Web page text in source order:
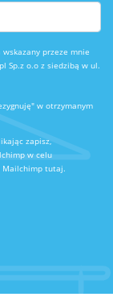
przeze mnie
Sp.z o.o z siedzibą w ul.
w otrzymanym
zapisz,
w celu
Mailchimp tutaj.